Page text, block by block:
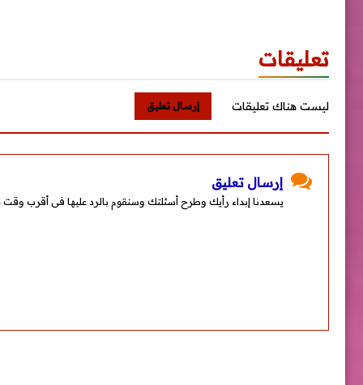
تعليقات
ليست هناك تعليقات إرسال تعليق
إرسال تعليق
يسعدنا إبداء رأيك وطرح أسئلتك وسنقوم بالرد عليها فى أقرب